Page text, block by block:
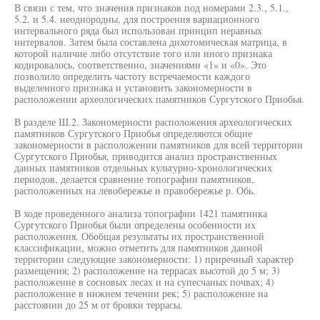
В связи с тем, что значения признаков под номерами 2.3., 5.1.,
5.2. и 5.4. неоднородны, для построения вариационного
интервального ряда был использован принцип неравных
интервалов. Затем была составлена дихотомическая матрица, в
которой наличие либо отсутствие того или иного признака
кодировалось, соответственно, значениями «1» и «0». Это
позволило определить частоту встречаемости каждого
выделенного признака и установить закономерности в
расположении археологических памятников Сургутского Приобья.
В разделе Ш.2. Закономерности расположения археологических
памятников Сургутского Приобья определяются общие
закономерности в расположении памятников для всей территории
Сургутского Приобья, приводится анализ пространственных
данных памятников отдельных культурно-хронологических
периодов, делается сравнение топографии памятников,
расположенных на левобережье и правобережье р. Обь.
В ходе проведенного анализа топографии 1421 памятника
Сургутского Приобья были определены особенности их
расположения. Обобщая результаты их пространственной
классификации, можно отметить для памятников данной
территории следующие закономерности: 1) приречный характер
размещения; 2) расположение на террасах высотой до 5 м; 3)
расположение в сосновых лесах и на супесчаных почвах; 4)
расположение в нижнем течении рек; 5) расположение на
расстоянии до 25 м от бровки террасы.